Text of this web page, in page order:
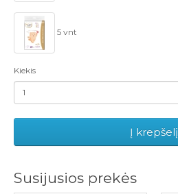
5 vnt
Kiekis
Į krepšelį
Susijusios prekės